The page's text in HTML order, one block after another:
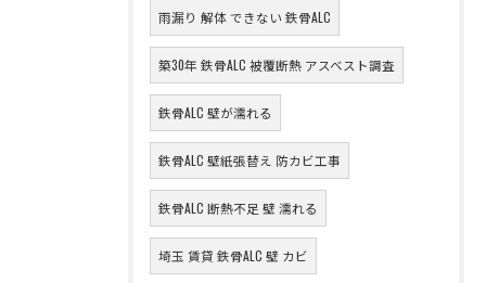
雨漏り 解体 できない 鉄骨ALC
築30年 鉄骨ALC 被覆断熱 アスベスト調査
鉄骨ALC 壁が濡れる
鉄骨ALC 壁紙張替え 防カビ工事
鉄骨ALC 断熱不足 壁 濡れる
埼玉 賃貸 鉄骨ALC 壁 カビ